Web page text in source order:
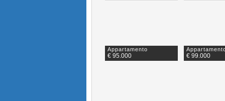
Appartamento
€ 95.000 € 99.000